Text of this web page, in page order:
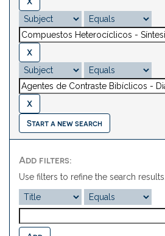
Start a new search
Add filters:
Use filters to refine the search results.